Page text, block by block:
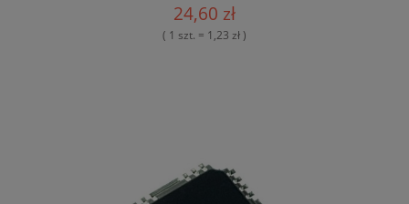
24,60 zł
( 1 szt. = 1,23 zł )